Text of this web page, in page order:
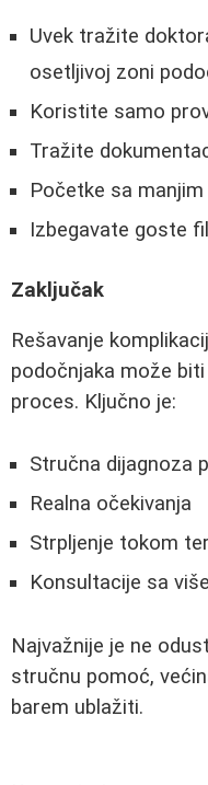
Uvek tražite
osetljivoj zoni
Koristite samo
Tražite
Početke sa
Izbegavate goste
Zaključak
Rešavanje
podočnjaka može
proces. Ključno je:
Stručna dijagnoza
Realna očekivanja
Strpljenje tokom
Konsultacije sa
Najvažnije je ne
stručnu pomoć,
barem ublažiti.